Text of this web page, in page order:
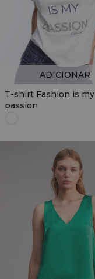
T-shirt Fashion is my
passion
ADICIONAR